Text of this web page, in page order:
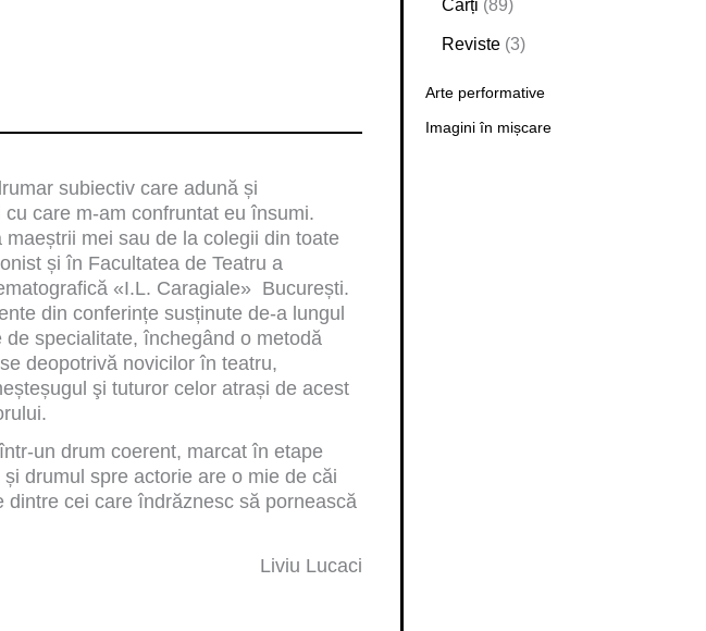
subiectiv care adună și
care m-am confruntat eu însumi.
mei sau de la colegii din toate
și în Facultatea de Teatru a
«I.L. Caragiale» București.
din conferințe susținute de-a lungul
specialitate, închegând o metodă
deopotrivă novicilor în teatru,
şi tuturor celor atrași de acest
un drum coerent, marcat în etape
drumul spre actorie are o mie de căi
cei care îndrăznesc să pornească
Liviu Lucaci
Cărți 898
d
r
Reviste 33
r
o
Arte performative
Imagini în mișcare